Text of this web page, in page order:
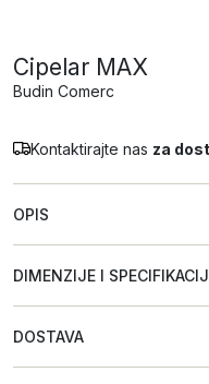
Cipelar MAX
Budin Comerc
Kontaktirajte nas za
OPIS
DIMENZIJE I
DOSTAVA